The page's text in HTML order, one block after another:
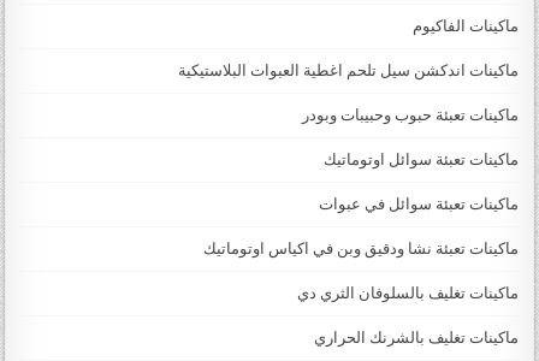
ماكينات الفاكيوم
ماكينات اندكشن سيل تلحم اغطية العبوات البلاستيكية
ماكينات تعبئة حبوب وحبيبات وبودر
ماكينات تعبئة سوائل اوتوماتيك
ماكينات تعبئة سوائل في عبوات
ماكينات تعبئة نشا ودقيق وبن في اكياس اوتوماتيك
ماكينات تغليف بالسلوفان الثري دي
ماكينات تغليف بالشرنك الحراري